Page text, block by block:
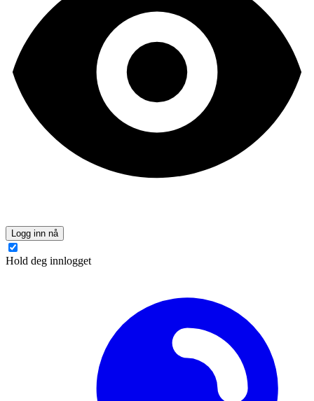
Logg inn nå
Hold deg innlogget